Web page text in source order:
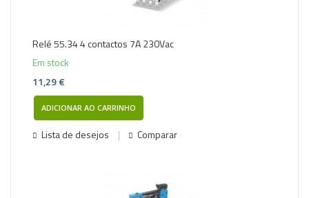
Relé 55.34 4 contactos 7A 230Vac
Em stock
11,29 €
ADICIONAR AO CARRINHO
Lista de desejos Comparar